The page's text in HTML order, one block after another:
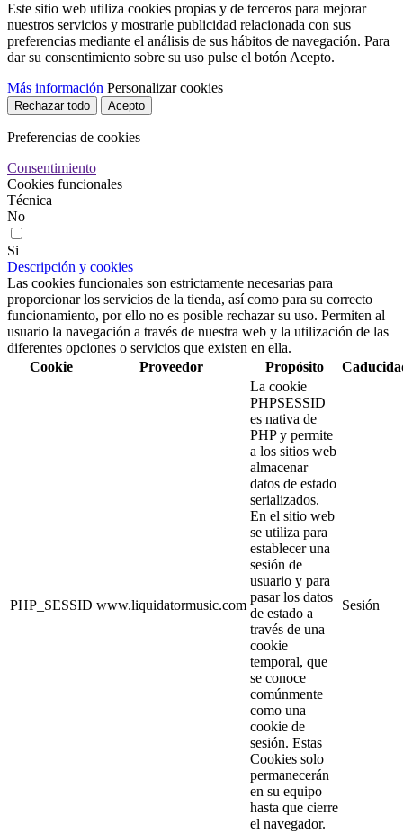
Este sitio web utiliza cookies propias y de terceros para mejorar
nuestros servicios y mostrarle publicidad relacionada con sus
preferencias mediante el análisis de sus hábitos de navegación. Para
dar su consentimiento sobre su uso pulse el botón Acepto.
Más información Personalizar cookies
Rechazar todo Acepto
Preferencias de cookies
Consentimiento
Cookies funcionales
Técnica
No
Si
Descripción y cookies
Las cookies funcionales son estrictamente necesarias para
proporcionar los servicios de la tienda, así como para su correcto
funcionamiento, por ello no es posible rechazar su uso. Permiten al
usuario la navegación a través de nuestra web y la utilización de las
diferentes opciones o servicios que existen en ella.
Cookie
Proveedor Propósito
PHP_SESSID www.liquidatormusic.com
La cookie
PHPSESSID
es nativa de
PHP y permite
a los sitios web
almacenar
datos de estado
serializados.
En el sitio web
se utiliza para
establecer una
sesión de
usuario y para
pasar los datos
de estado a
través de una
cookie
temporal, que
se conoce
comúnmente
como una
cookie de
sesión. Estas
Cookies solo
permanecerán
en su equipo
hasta que cierre
el navegador.
Sesión